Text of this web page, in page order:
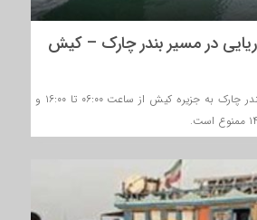
در مسیر بندر چارک – کیش
تردد مسافربری در مسیر بندر چارک به جزیره کیش از ساعت ۰۶:۰۰ تا ۱۶:۰۰ و